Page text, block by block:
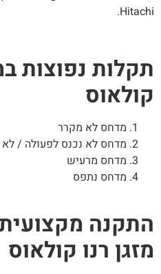
נפוצות
מדחס לא מקרר
מדחס לא נכנס לפעולה / לא
מדחס מרעיש
מדחס נתפס
רנו קולאוס